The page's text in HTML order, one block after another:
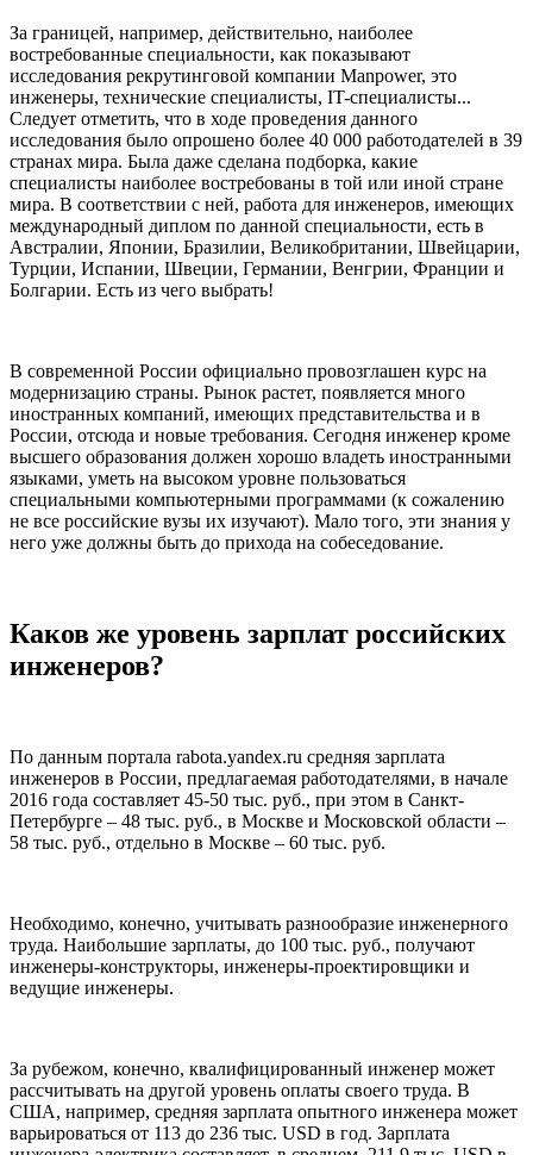
За границей, например, действительно, наиболее
востребованные специальности, как показывают
исследования рекрутинговой компании Manpower, это
инженеры, технические специалисты, IT-специалисты...
Следует отметить, что в ходе проведения данного
исследования было опрошено более 40 000 работодателей в 39
странах мира. Была даже сделана подборка, какие
специалисты наиболее востребованы в той или иной стране
мира. В соответствии с ней, работа для инженеров, имеющих
международный диплом по данной специальности, есть в
Австралии, Японии, Бразилии, Великобритании, Швейцарии,
Турции, Испании, Швеции, Германии, Венгрии, Франции и
Болгарии. Есть из чего выбрать!
В современной России официально провозглашен курс на
модернизацию страны. Рынок растет, появляется много
иностранных компаний, имеющих представительства и в
России, отсюда и новые требования. Сегодня инженер кроме
высшего образования должен хорошо владеть иностранными
языками, уметь на высоком уровне пользоваться
специальными компьютерными программами (к сожалению
не все российские вузы их изучают). Мало того, эти знания у
него уже должны быть до прихода на собеседование.
Каков же уровень зарплат российских
инженеров?
По данным портала rabota.yandex.ru средняя зарплата
инженеров в России, предлагаемая работодателями, в начале
2016 года составляет 45-50 тыс. руб., при этом в Санкт-
Петербурге – 48 тыс. руб., в Москве и Московской области –
58 тыс. руб., отдельно в Москве – 60 тыс. руб.
Необходимо, конечно, учитывать разнообразие инженерного
труда. Наибольшие зарплаты, до 100 тыс. руб., получают
инженеры-конструкторы, инженеры-проектировщики и
ведущие инженеры.
За рубежом, конечно, квалифицированный инженер может
рассчитывать на другой уровень оплаты своего труда. В
США, например, средняя зарплата опытного инженера может
варьироваться от 113 до 236 тыс. USD в год. Зарплата